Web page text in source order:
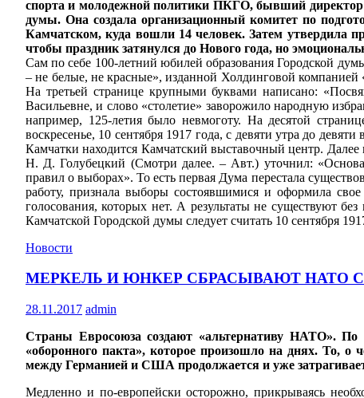
спорта и молодежной политики ПКГО, бывший
думы. Она создала организационный комитет по
Камчатском, куда вошли 14 человек. Затем утвердила
чтобы праздник затянулся до Нового года, но
Сам по себе 100-летний юбилей образования Городской
– не белые, не красные», изданной Холдинговой компанией
На третьей странице крупными буквами написано:
Васильевне, и слово «столетие» заворожило народную
например, 125-летия было невмоготу. На десятой
воскресенье, 10 сентября 1917 года, с девяти утра до
Камчатки находится Камчатский выставочный центр.
Н. Д. Голубецкий (Смотри далее. – Авт.) уточнил:
правил о выборах». То есть первая Дума перестала
работу, признала выборы состоявшимися и оформила
голосования, которых нет. А результаты не существуют
Камчатской Городской думы следует считать 10 сентября
Новости
МЕРКЕЛЬ И ЮНКЕР СБРАСЫВАЮТ НАТО
28.11.2017 admin
Страны Евросоюза создают «альтернативу НАТО». По
«оборонного пакта», которое произошло на днях. То,
между Германией и США продолжается и уже
Медленно и по-европейски осторожно, прикрываясь